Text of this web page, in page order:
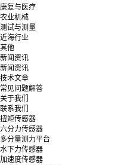
康复与医疗
农业机械
测试与测量
近海行业
其他
新闻资讯
新闻资讯
技术文章
常见问题解答
关于我们
联系我们
扭矩传感器
六分力传感器
多分量测力平台
水下力传感器
加速度传感器